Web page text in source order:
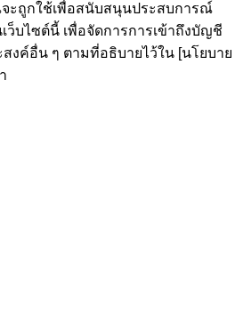
ถูกใช้เพื่อสนับสนุนประสบการณ์
บไซต์นี้ เพื่อจัดการการเข้าถึงบัญชี
งค์อื่น ๆ ตามที่อธิบายไว้ใน [นโยบาย